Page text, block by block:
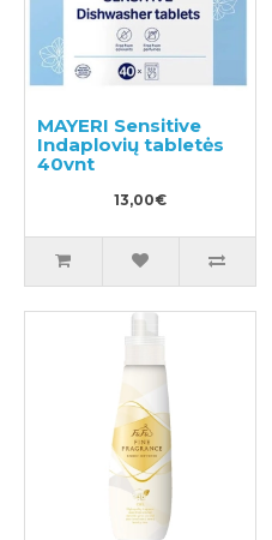
MAYERI Sensitive
Indaplovių tabletės
40vnt
13,00€